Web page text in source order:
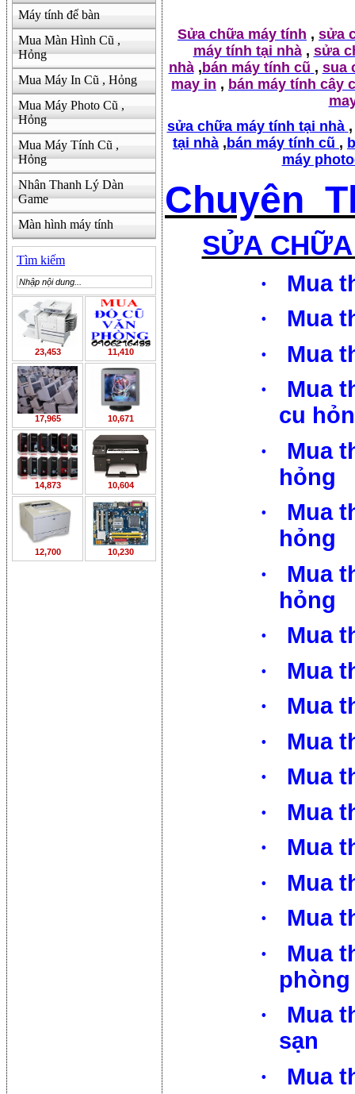
Máy tính để bàn
Mua Màn Hình Cũ ,
Hỏng
Mua Máy In Cũ , Hỏng
Mua Máy Photo Cũ ,
Hỏng
Mua Máy Tính Cũ ,
Hỏng
Nhân Thanh Lý Dàn
Game
Màn hình máy tính
Tìm kiếm
23,453 11,410
17,965 10,671
14,873 10,604
12,700 10,230
Sửa chữa máy tính , sửa
máy tính tại nhà , sửa
nhà ,bán máy tính cũ , sua
may in , bán máy tính cây
sửa chữa máy tính tại nhà ,
tại nhà , bán máy tính cũ ,
máy
Chuyên
SỬA
·
Mua
·
Mua
·
Mua
·
Mua
cu
·
Mua
hỏng
·
Mua
hỏng
·
Mua
hỏng
·
Mua
·
Mua
·
Mua
·
Mua
·
Mua
·
Mua
·
Mua
·
Mua
·
Mua
·
Mua
phòng
·
Mua
sạn
·
Mua